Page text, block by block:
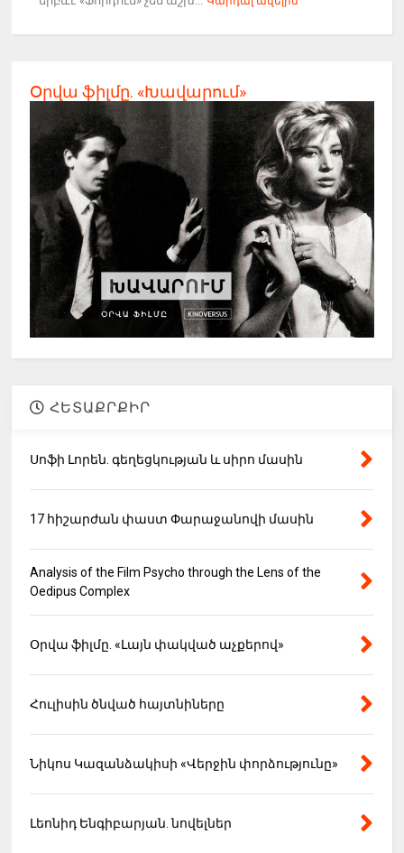
Օրվա ֆիլմը. «Խավարում»
ՀԵՏԱՔՐՔԻՐ
Սոֆի Լորեն. գեղեցկության և սիրո մասին
17 հիշարժան փաստ Փարաջանովի մասին
Analysis of the Film Psycho through the Lens of the
Oedipus Complex
Օրվա ֆիլմը. «Լայն փակված աչքերով»
Հուլիսին ծնված հայտնիները
Նիկոս Կազանձակիսի «Վերջին փորձությունը»
Լեոնիդ Ենգիբարյան. նովելներ